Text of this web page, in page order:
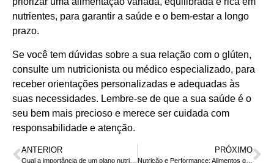
nutrientes, para garantir a saúde e o bem-estar a longo
prazo.
Se você tem dúvidas sobre a sua relação com o glúten,
consulte um nutricionista ou médico especializado, para
receber orientações personalizadas e adequadas às
suas necessidades. Lembre-se de que a sua saúde é o
seu bem mais precioso e merece ser cuidada com
responsabilidade e atenção.
ANTERIOR PRÓXIMO
Nutrição e Performance: Alimentos que Potencializam o Desempenho Esportivo